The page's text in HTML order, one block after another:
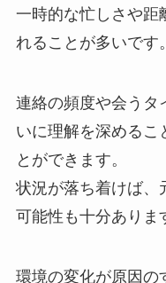
一時的な忙しさや距
れることが多いです。
連絡の頻度や会うタ
いに理解を深めるこ
とができます。
状況が落ち着けば、
可能性も十分ありま
環境の変化が原因の